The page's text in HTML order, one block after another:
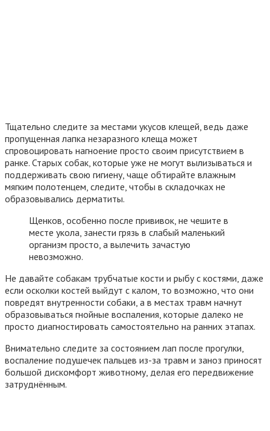
Тщательно следите за местами укусов клещей, ведь даже
пропущенная лапка незаразного клеща может
спровоцировать нагноение просто своим присутствием в
ранке. Старых собак, которые уже не могут вылизываться и
поддерживать свою гигиену, чаще обтирайте влажным
мягким полотенцем, следите, чтобы в складочках не
образовывались дерматиты.
Щенков, особенно после прививок, не чешите в
месте укола, занести грязь в слабый маленький
организм просто, а вылечить зачастую
невозможно.
Не давайте собакам трубчатые кости и рыбу с костями, даже
если осколки костей выйдут с калом, то возможно, что они
повредят внутренности собаки, а в местах травм начнут
образовываться гнойные воспаления, которые далеко не
просто диагностировать самостоятельно на ранних этапах.
Внимательно следите за состоянием лап после прогулки,
воспаление подушечек пальцев из-за травм и заноз приносят
большой дискомфорт животному, делая его передвижение
затруднённым.